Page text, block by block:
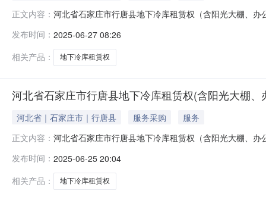
正文内容： 河北省石家庄市行唐县地下冷库租赁权（含阳光大棚、
展示地点：河北省石家庄市行唐县（具体位置详询我司
发布时间： 2025-06-27 08:26
相关产品：
地下冷库租赁权
河北省石家庄市行唐县地下冷库租赁权(含阳光大棚、
河北省｜石家庄市｜行唐县 服务采购
服务
正文内容： 河北省石家庄市行唐县地下冷库租赁权（含阳光大棚、
发布时间： 2025-06-25 20:04
相关产品：
地下冷库租赁权